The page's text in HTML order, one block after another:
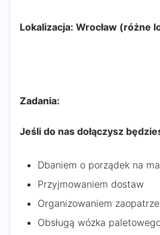
Lokalizacja: Wrocław (różne
Zadania:
Jeśli do nas dołączysz
Dbaniem o porządek na
Przyjmowaniem dostaw
Organizowaniem
Obsługą wózka